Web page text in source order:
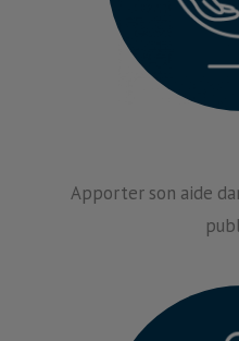
Apporter son aide